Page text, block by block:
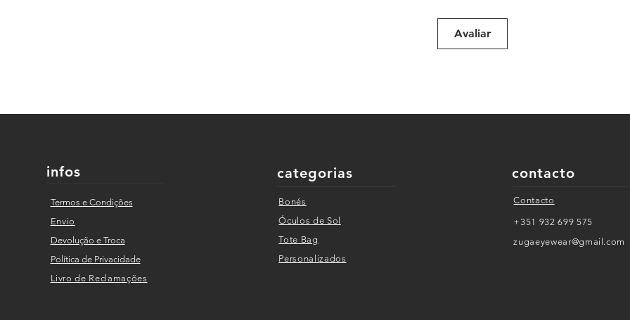
Avaliar
infos
Termos e Condições
Envio
Devolução e Troca
Política de Privacidade
Livro de Reclamações
categorias
Bonés
Óculos de Sol
Tote Bag
Personalizados
contacto
Contacto
+351 932 699 575
zugaeyewear@gmail.com